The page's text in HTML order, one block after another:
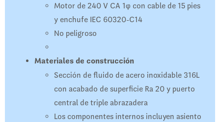
Motor de 240 V CA 1φ con cable de 15 pies
y enchufe IEC 60320-C14
No peligroso
Materiales de construcción
Sección de fluido de acero inoxidable 316L
con acabado de superficie Ra 20 y puerto
central de triple abrazadera
Los componentes internos incluyen asiento